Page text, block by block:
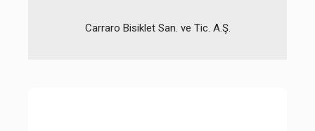
Carraro Bisiklet San. ve Tic. A.Ş.